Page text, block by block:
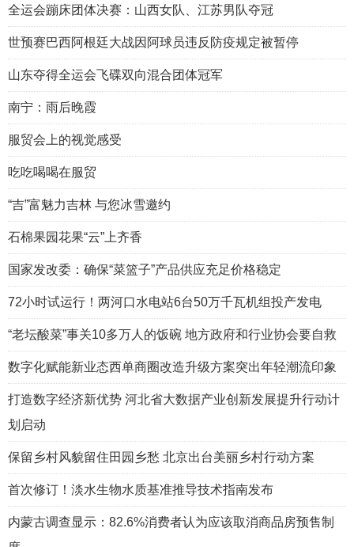
全运会蹦床团体决赛：山西女队、江苏男队夺冠
世预赛巴西阿根廷大战因阿球员违反防疫规定被暂停
山东夺得全运会飞碟双向混合团体冠军
南宁：雨后晚霞
服贸会上的视觉感受
吃吃喝喝在服贸
“吉”富魅力吉林 与您冰雪邀约
石棉果园花果“云”上齐香
国家发改委：确保“菜篮子”产品供应充足价格稳定
72小时试运行！两河口水电站6台50万千瓦机组投产发电
“老坛酸菜”事关10多万人的饭碗 地方政府和行业协会要自救
数字化赋能新业态西单商圈改造升级方案突出年轻潮流印象
打造数字经济新优势 河北省大数据产业创新发展提升行动计
划启动
保留乡村风貌留住田园乡愁 北京出台美丽乡村行动方案
首次修订！淡水生物水质基准推导技术指南发布
内蒙古调查显示：82.6%消费者认为应该取消商品房预售制